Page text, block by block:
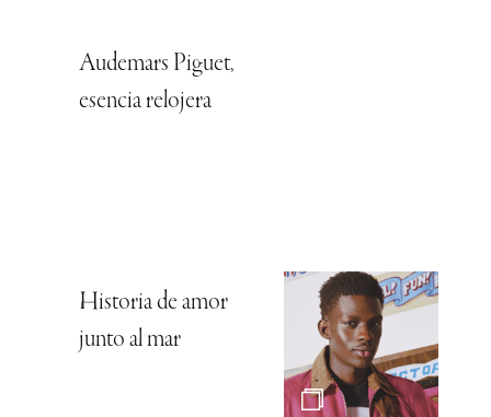
Audemars Piguet,
esencia relojera
Historia de amor
junto al mar